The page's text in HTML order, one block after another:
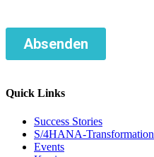
Quick Links
Success Stories
S/4HANA-Transformation
Events